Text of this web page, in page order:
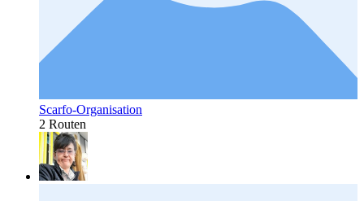
Scarfo-Organisation
2 Routen